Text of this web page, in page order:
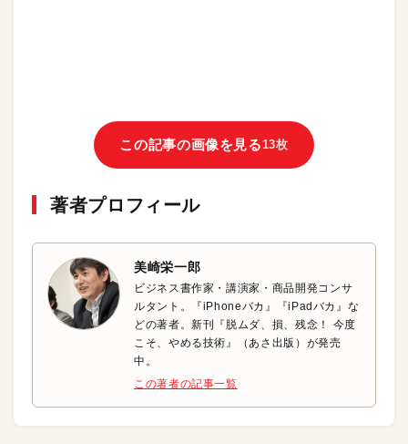
この記事の画像を見る 13枚
著者プロフィール
美崎栄一郎
ビジネス書作家・講演家・商品開発コンサ
ルタント。『iPhoneバカ』『iPadバカ』な
どの著者。新刊『脱ムダ、損、残念！ 今度
こそ、やめる技術』（あさ出版）が発売
中。
この著者の記事一覧